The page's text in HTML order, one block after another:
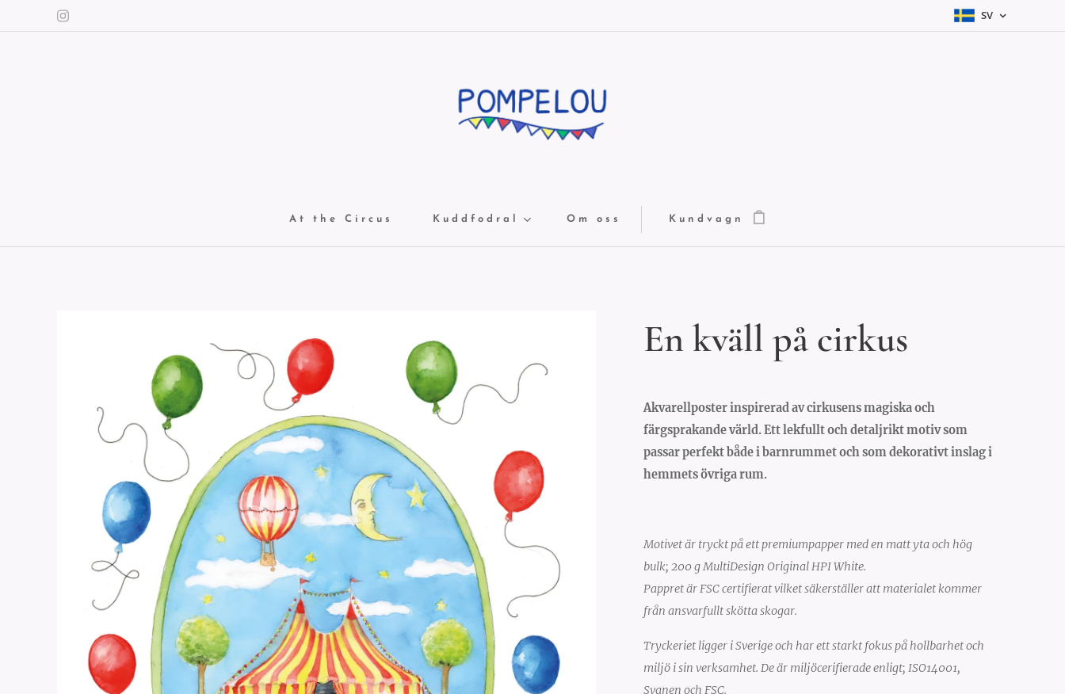
SV
At the Circus Kuddfodral Om oss Kundvagn
En kväll på cirkus
Akvarellposter inspirerad av cirkusens magiska och
färgsprakande värld. Ett lekfullt och detaljrikt motiv som
passar perfekt både i barnrummet och som dekorativt inslag i
hemmets övriga rum.
Motivet är tryckt på ett premiumpapper med en matt yta och hög
bulk; 200 g MultiDesign Original HPI White.
Pappret är FSC certifierat vilket säkerställer att materialet kommer
från ansvarfullt skötta skogar.
Tryckeriet ligger i Sverige och har ett starkt fokus på hollbarhet och
miljö i sin verksamhet. De är miljöcerifierade enligt; ISO14001,
Svanen och FSC.